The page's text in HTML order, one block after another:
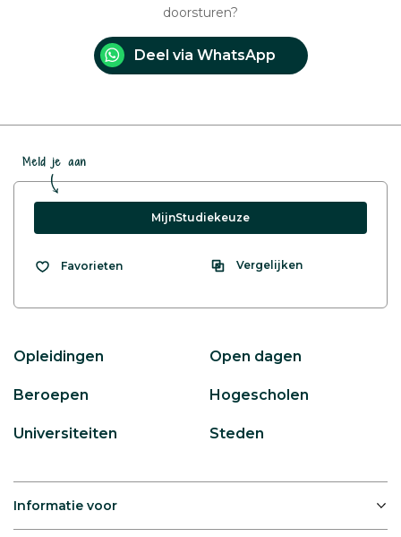
doorsturen?
Deel via WhatsApp
Meld je aan
MijnStudiekeuze
Favorieten Vergelijken
Opleidingen Open dagen
Beroepen Hogescholen
Universiteiten Steden
Informatie voor